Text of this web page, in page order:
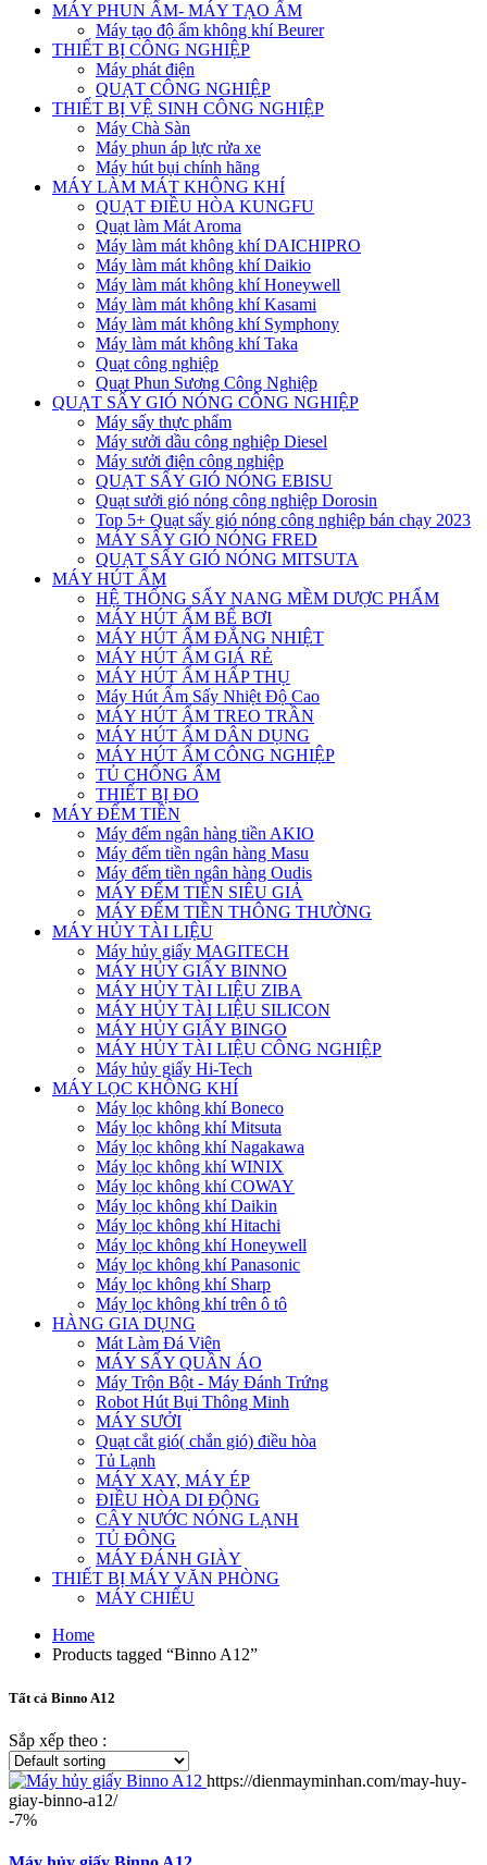
MÁY PHUN ẨM- MÁY TẠO ẨM
Máy tạo độ ẩm không khí Beurer
THIẾT BỊ CÔNG NGHIỆP
Máy phát điện
QUẠT CÔNG NGHIỆP
THIẾT BỊ VỆ SINH CÔNG NGHIỆP
Máy Chà Sàn
Máy phun áp lực rửa xe
Máy hút bụi chính hãng
MÁY LÀM MÁT KHÔNG KHÍ
QUẠT ĐIỀU HÒA KUNGFU
Quạt làm Mát Aroma
Máy làm mát không khí DAICHIPRO
Máy làm mát không khí Daikio
Máy làm mát không khí Honeywell
Máy làm mát không khí Kasami
Máy làm mát không khí Symphony
Máy làm mát không khí Taka
Quạt công nghiệp
Quạt Phun Sương Công Nghiệp
QUẠT SẤY GIÓ NÓNG CÔNG NGHIỆP
Máy sấy thực phẩm
Máy sưởi dầu công nghiệp Diesel
Máy sưởi điện công nghiệp
QUẠT SẤY GIÓ NÓNG EBISU
Quạt sưởi gió nóng công nghiệp Dorosin
Top 5+ Quạt sấy gió nóng công nghiệp bán chạy 2023
MÁY SẤY GIÓ NÓNG FRED
QUẠT SẤY GIÓ NÓNG MITSUTA
MÁY HÚT ẨM
HỆ THỐNG SẤY NANG MỀM DƯỢC PHẨM
MÁY HÚT ẨM BỂ BƠI
MÁY HÚT ẨM ĐẲNG NHIỆT
MÁY HÚT ẨM GIÁ RẺ
MÁY HÚT ẨM HẤP THỤ
Máy Hút Ẩm Sấy Nhiệt Độ Cao
MÁY HÚT ẨM TREO TRẦN
MÁY HÚT ẨM DÂN DỤNG
MÁY HÚT ẨM CÔNG NGHIỆP
TỦ CHỐNG ẨM
THIẾT BỊ ĐO
MÁY ĐẾM TIỀN
Máy đếm ngân hàng tiền AKIO
Máy đếm tiền ngân hàng Masu
Máy đếm tiền ngân hàng Oudis
MÁY ĐẾM TIỀN SIÊU GIẢ
MÁY ĐẾM TIỀN THÔNG THƯỜNG
MÁY HỦY TÀI LIỆU
Máy hủy giấy MAGITECH
MÁY HỦY GIẤY BINNO
MÁY HỦY TÀI LIỆU ZIBA
MÁY HỦY TÀI LIỆU SILICON
MÁY HỦY GIẤY BINGO
MÁY HỦY TÀI LIỆU CÔNG NGHIỆP
Máy hủy giấy Hi-Tech
MÁY LỌC KHÔNG KHÍ
Máy lọc không khí Boneco
Máy lọc không khí Mitsuta
Máy lọc không khí Nagakawa
Máy lọc không khí WINIX
Máy lọc không khí COWAY
Máy lọc không khí Daikin
Máy lọc không khí Hitachi
Máy lọc không khí Honeywell
Máy lọc không khí Panasonic
Máy lọc không khí Sharp
Máy lọc không khí trên ô tô
HÀNG GIA DỤNG
Mát Làm Đá Viên
MÁY SẤY QUẦN ÁO
Máy Trộn Bột - Máy Đánh Trứng
Robot Hút Bụi Thông Minh
MÁY SƯỞI
Quạt cắt gió( chắn gió) điều hòa
Tủ Lạnh
MÁY XAY, MÁY ÉP
ĐIỀU HÒA DI ĐỘNG
CÂY NƯỚC NÓNG LẠNH
TỦ ĐÔNG
MÁY ĐÁNH GIÀY
THIẾT BỊ MÁY VĂN PHÒNG
MÁY CHIẾU
Home
Products tagged “Binno A12”
Tất cả Binno A12
Sắp xếp theo :
https://dienmayminhan.com/may-huy-
giay-binno-a12/
-7%